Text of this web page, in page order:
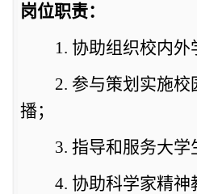
岗位职责：
1. 协助组织校内
2. 参与策划实施校
播；
3. 指导和服务大学
4. 协助科学家精